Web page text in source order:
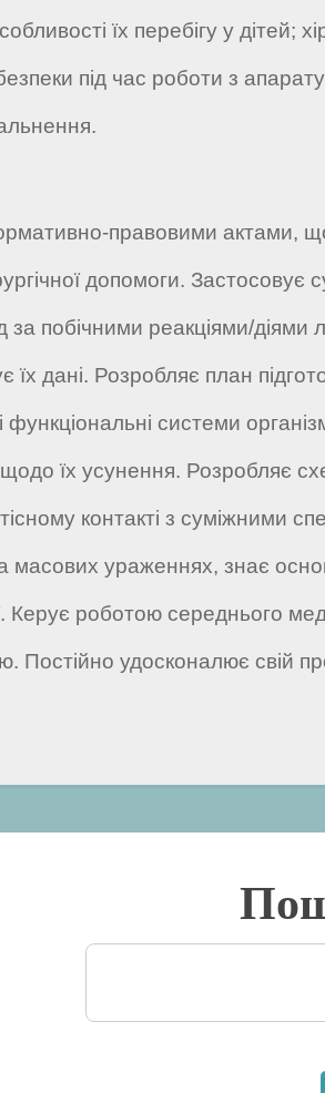
їх перебігу у дітей;
під час роботи з
правовими актами,
допомоги. Застосовує
побічними реакціями/діями
дані. Розробляє план
системи
їх усунення. Розробляє
контакті з суміжними
масових ураженнях, знає
Керує роботою середнього
Постійно удосконалює свій